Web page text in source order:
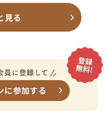
見る
に参加する